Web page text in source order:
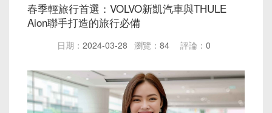
春季輕旅行首選：VOLVO新凱汽車與THULE
Aion聯手打造的旅行必備
日期： 2024-03-28 瀏覽： 84 評論： 0